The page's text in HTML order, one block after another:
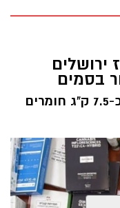
ירושלים
בסמים
נעצרו שלושה חשודים ונתפסו כ-7.5 ק"ג חומרים